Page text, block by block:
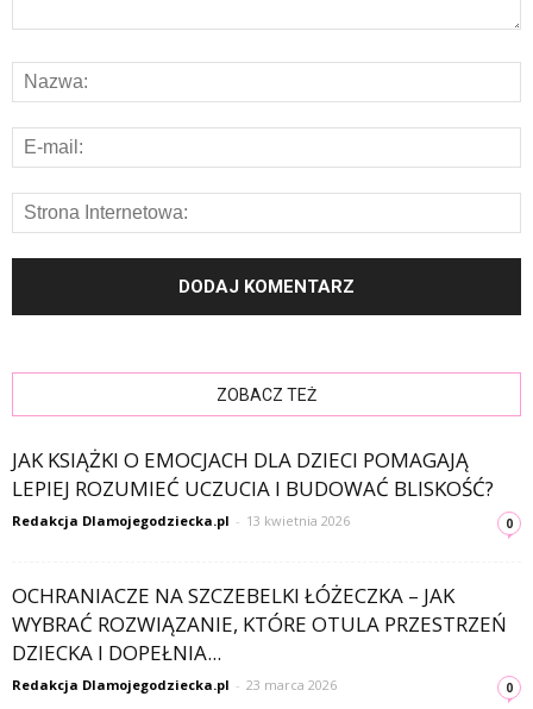
ZOBACZ TEŻ
JAK KSIĄŻKI O EMOCJACH DLA DZIECI POMAGAJĄ
LEPIEJ ROZUMIEĆ UCZUCIA I BUDOWAĆ BLISKOŚĆ?
Redakcja Dlamojegodziecka.pl - 13 kwietnia 2026 0
OCHRANIACZE NA SZCZEBELKI ŁÓŻECZKA – JAK
WYBRAĆ ROZWIĄZANIE, KTÓRE OTULA PRZESTRZEŃ
DZIECKA I DOPEŁNIA...
Redakcja Dlamojegodziecka.pl - 23 marca 2026 0